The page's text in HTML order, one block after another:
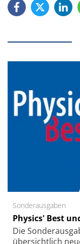
Sonderausgaben
Physics' Best
Die
übersichtlich